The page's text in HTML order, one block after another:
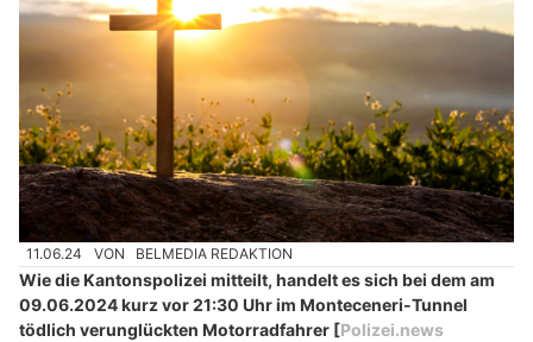
11.06.24 VON BELMEDIA REDAKTION
Wie die Kantonspolizei mitteilt, handelt es sich bei dem am
09.06.2024 kurz vor 21:30 Uhr im Monteceneri-Tunnel
tödlich verunglückten Motorradfahrer [Polizei.news